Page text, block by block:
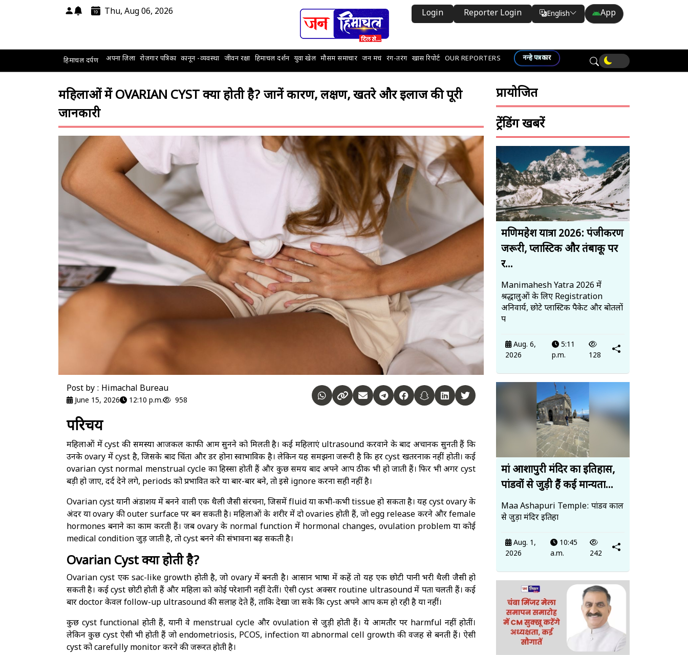
Thu, Aug 06, 2026 Login Reporter Login English
Translate
App
हिमाचल दर्पण अपना ज़िला रोज़गार पत्रिका कानून -व्यवस्था जीवन रक्षा हिमाचल दर्शन युवा खेल मौसम समाचार जन मचं रंग-तरंग खास रिपोर्ट OUR REPORTERS नन्हे पत्रकार
महिलाओं में OVARIAN CYST क्या होती है? जानें कारण, लक्षण, खतरे और इलाज की पूरी
जानकारी
Post by : Himachal Bureau
June 15, 2026 12:10 p.m. 958
परिचय
महिलाओं में cyst की समस्या आजकल काफी आम सुनने को मिलती है। कई महिलाएं ultrasound करवाने के बाद अचानक सुनती हैं कि
उनके ovary में cyst है, जिसके बाद चिंता और डर होना स्वाभाविक है। लेकिन यह समझना जरूरी है कि हर cyst खतरनाक नहीं होती। कई
ovarian cyst normal menstrual cycle का हिस्सा होती हैं और कुछ समय बाद अपने आप ठीक भी हो जाती हैं। फिर भी अगर cyst
बड़ी हो जाए, दर्द देने लगे, periods को प्रभावित करे या बार-बार बने, तो इसे ignore करना सही नहीं है।
Ovarian cyst यानी अंडाशय में बनने वाली एक थैली जैसी संरचना, जिसमें fluid या कभी-कभी tissue हो सकता है। यह cyst ovary के
अंदर या ovary की outer surface पर बन सकती है। महिलाओं के शरीर में दो ovaries होती हैं, जो egg release करने और female
hormones बनाने का काम करती हैं। जब ovary के normal function में hormonal changes, ovulation problem या कोई
medical condition जुड़ जाती है, तो cyst बनने की संभावना बढ़ सकती है।
Ovarian Cyst क्या होती है?
Ovarian cyst एक sac-like growth होती है, जो ovary में बनती है। आसान भाषा में कहें तो यह एक छोटी पानी भरी थैली जैसी हो
सकती है। कई cyst छोटी होती हैं और महिला को कोई परेशानी नहीं देतीं। ऐसी cyst अक्सर routine ultrasound में पता चलती हैं। कई
बार doctor केवल follow-up ultrasound की सलाह देते हैं, ताकि देखा जा सके कि cyst अपने आप कम हो रही है या नहीं।
कुछ cyst functional होती हैं, यानी वे menstrual cycle और ovulation से जुड़ी होती हैं। ये आमतौर पर harmful नहीं होतीं।
लेकिन कुछ cyst ऐसी भी होती हैं जो endometriosis, PCOS, infection या abnormal cell growth की वजह से बनती हैं। ऐसी
cyst को carefully monitor करने की जरूरत होती है।
प्रायोजित
ट्रेंडिंग खबरें
मणिमहेश यात्रा 2026: पंजीकरण
जरूरी, प्लास्टिक और तंबाकू पर
र...
Manimahesh Yatra 2026 में
श्रद्धालुओं के लिए Registration
अनिवार्य, छोटे प्लास्टिक पैकेट और बोतलों
प
Aug. 6,
2026
5:11
p.m.
128
मां आशापुरी मंदिर का इतिहास,
पांडवों से जुड़ी हैं कई मान्यता...
Maa Ashapuri Temple: पांडव काल
से जुड़ा मंदिर इतिहा
Aug. 1,
2026
10:45
a.m.
242